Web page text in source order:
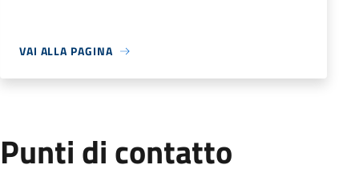
VAI ALLA PAGINA
Punti di contatto